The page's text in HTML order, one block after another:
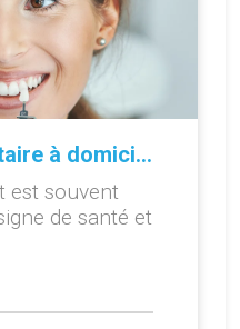
Blanchiment dentaire à domicile ou en cabinet : que choisir ?
est souvent
de santé et